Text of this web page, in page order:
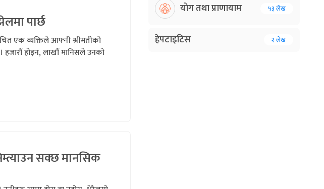
पार्छ
एक व्यक्तिले आफ्नी श्रीमतीको
हजारौं होइन, लाखौं मानिसले उनको
सक्छ मानसिक
योग तथा प्राणायाम ५३ लेख
हेपटाइटिस २ लेख